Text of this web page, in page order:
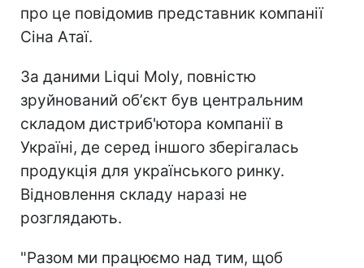
про це повідомив представник компанії
Сіна Атаї.
За даними Liqui Moly, повністю
зруйнований обʼєкт був центральним
складом дистриб'ютора компанії в
Україні, де серед іншого зберігалась
продукція для українського ринку.
Відновлення складу наразі не
розглядають.
"Разом ми працюємо над тим, щоб